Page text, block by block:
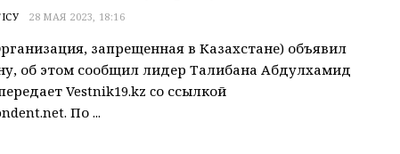
28 МАЯ 2023, 18:16
запрещенная в Казахстане) объявил
об этом сообщил лидер Талибана Абдулхамид
Vestnik19.kz cо ссылкой
По ...